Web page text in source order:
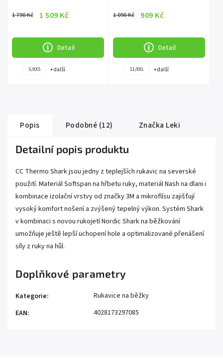
1 790 Kč 1 509 Kč
Detail
5/XXS + další
1 090 Kč 909 Kč
Detail
11/XXL + další
Popis Podobné (12) Značka Leki
Detailní popis produktu
CC Thermo Shark jsou jedny z teplejších rukavic na severské
použití. Materiál Softspan na hřbetu ruky, materiál Nash na dlani i
kombinace izolační vrstvy od značky 3M a mikroflísu zajišťují
vysoký komfort nošení a zvýšený tepelný výkon. Systém Shark
v kombinaci s novou rukojetí Nordic Shark na běžkování
umožňuje ještě lepší uchopení hole a optimalizované přenášení
síly z ruky na hůl.
Doplňkové parametry
Kategorie:
Rukavice na běžky
EAN: 4028173297085